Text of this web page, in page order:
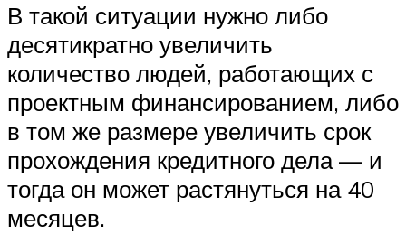
В такой ситуации нужно либо
десятикратно увеличить
количество людей, работающих с
проектным финансированием, либо
в том же размере увеличить срок
прохождения кредитного дела — и
тогда он может растянуться на 40
месяцев.